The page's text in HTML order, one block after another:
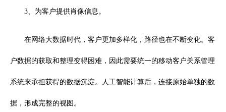
3、为客户提供肖像信息。
在网络大数据时代，客户更加多样化，路径也在不断变化。客
户数据的获取和整理变得困难，因此需要统一的移动客户关系管理
系统来承担获得的数据沉淀。人工智能计算后，连接原始单独的数
据，形成完整的视图。